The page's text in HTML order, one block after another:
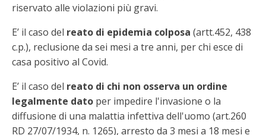
riservato alle violazioni più gravi.
E’ il caso del reato di epidemia colposa (artt.452, 438
c.p.), reclusione da sei mesi a tre anni, per chi esce di
casa positivo al Covid.
E’ il caso del reato di chi non osserva un ordine
legalmente dato per impedire l'invasione o la
diffusione di una malattia infettiva dell'uomo (art.260
RD 27/07/1934, n. 1265), arresto da 3 mesi a 18 mesi e